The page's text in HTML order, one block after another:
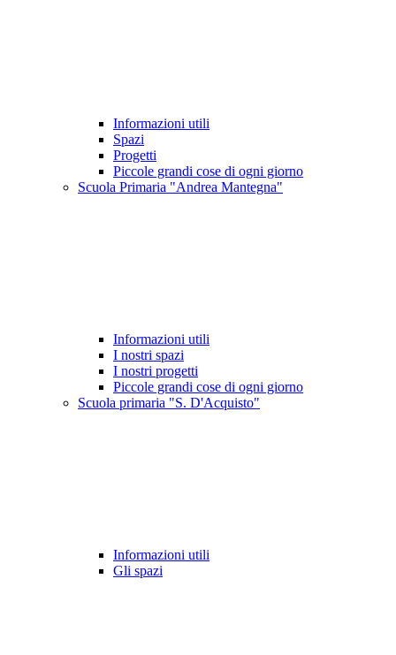
Informazioni utili
Spazi
Progetti
Piccole grandi cose di ogni giorno
Scuola Primaria "Andrea Mantegna"
Informazioni utili
I nostri spazi
I nostri progetti
Piccole grandi cose di ogni giorno
Scuola primaria "S. D'Acquisto"
Informazioni utili
Gli spazi